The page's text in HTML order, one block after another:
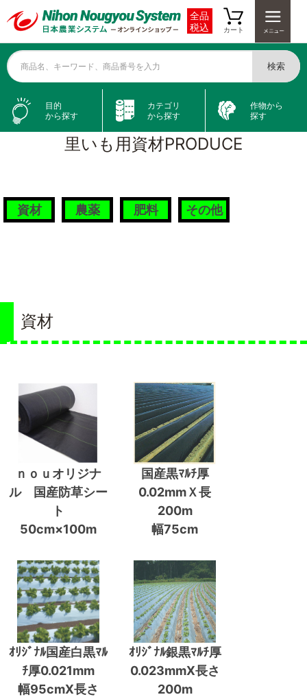
全品
税込
カート
商品名、キーワード、商品番号を入力 検索
目的
から探す
カテゴリ
から探す
作物から
探す
里いも用資材PRODUCE
資材 農薬 肥料 その他
資材
ｎｏｕオリジナ
ル 国産防草シー
ト
50cm×100m
国産黒ﾏﾙﾁ厚
0.02mmＸ長
200m
幅75cm
ｵﾘｼﾞﾅﾙ国産白黒ﾏﾙ
ﾁ厚0.021mm
幅95cmX長さ
ｵﾘｼﾞﾅﾙ銀黒ﾏﾙﾁ厚
0.023mmX長さ
200m